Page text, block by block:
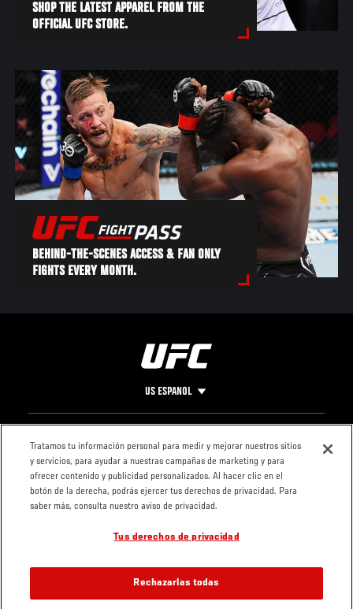
SHOP THE LATEST APPAREL FROM THE
OFFICIAL UFC STORE.
BEHIND-THE-SCENES ACCESS & FAN ONLY
FIGHTS EVERY MONTH.
US ESPANOL
Pie
de
Página
CONTACTO
LEGAL
Condiciones
Política de
privacidad
Tratamos tu información personal para medir y mejorar nuestros sitios
y servicios, para ayudar a nuestras campañas de marketing y para
ofrecer contenido y publicidad personalizados. Al hacer clic en el
botón de la derecha, podrás ejercer tus derechos de privacidad. Para
saber más, consulta nuestro aviso de privacidad.
Tus derechos de privacidad
Rechazarlas todas